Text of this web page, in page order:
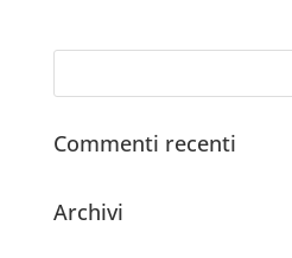
Commenti recenti
Archivi